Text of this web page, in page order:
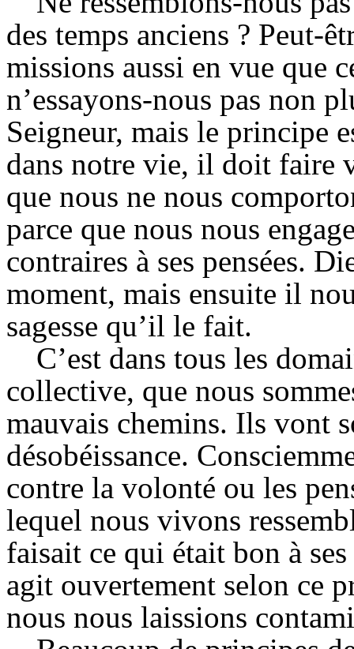
des temps anciens ? Peut-
missions aussi en vue que
n’essayons-nous pas non
Seigneur, mais le principe
dans notre vie, il doit faire
que nous ne nous
parce que nous nous
contraires à ses pensées.
moment, mais ensuite il
sagesse qu’il le fait.
C’est dans tous les
collective, que nous
mauvais chemins. Ils vont
désobéissance.
contre la volonté ou les
lequel nous vivons
faisait ce qui était bon à
agit ouvertement selon ce
nous nous laissions